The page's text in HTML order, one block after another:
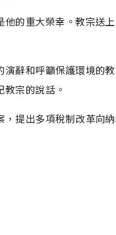
的重大榮幸。教宗送
辭和呼籲保護環境的
宗的說話。
提出多項稅制改革向